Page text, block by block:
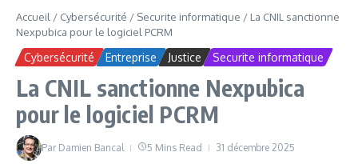
Accueil / Cybersécurité / Securite informatique / La CNIL sanctionne
Nexpubica pour le logiciel PCRM
Cybersécurité Entreprise Justice Securite informatique
La CNIL sanctionne Nexpubica
pour le logiciel PCRM
Par Damien Bancal 5 Mins Read 31 décembre 2025